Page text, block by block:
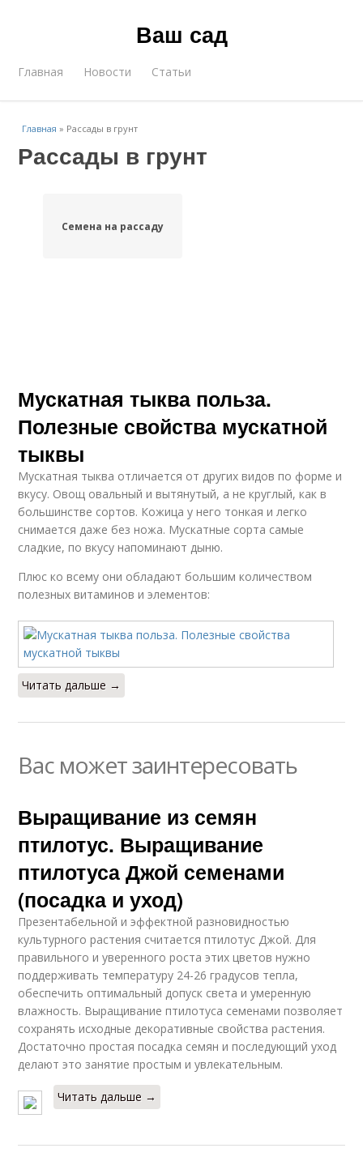
Ваш сад
Главная Новости Статьи
Главная » Рассады в грунт
Рассады в грунт
Семена на рассаду
Мускатная тыква польза.
Полезные свойства мускатной
тыквы
Мускатная тыква отличается от других видов по форме и
вкусу. Овощ овальный и вытянутый, а не круглый, как в
большинстве сортов. Кожица у него тонкая и легко
снимается даже без ножа. Мускатные сорта самые
сладкие, по вкусу напоминают дыню.
Плюс ко всему они обладают большим количеством
полезных витаминов и элементов:
Читать дальше →
Вас может заинтересовать
Выращивание из семян
птилотус. Выращивание
птилотуса Джой семенами
(посадка и уход)
Презентабельной и эффектной разновидностью
культурного растения считается птилотус Джой. Для
правильного и уверенного роста этих цветов нужно
поддерживать температуру 24-26 градусов тепла,
обеспечить оптимальный допуск света и умеренную
влажность. Выращивание птилотуса семенами позволяет
сохранять исходные декоративные свойства растения.
Достаточно простая посадка семян и последующий уход
делают это занятие простым и увлекательным.
Читать дальше →